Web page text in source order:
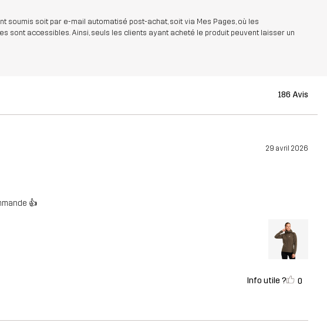
soumis soit par e-mail automatisé post-achat, soit via Mes Pages, où les
sont accessibles. Ainsi, seuls les clients ayant acheté le produit peuvent laisser un
186 Avis
29 avril 2026
👍
Info utile ? 0